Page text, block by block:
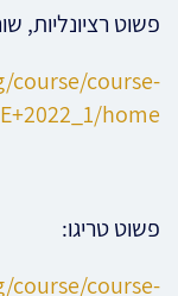
פשוט רציונליות,
course-
home
פשוט טריגו:
course-